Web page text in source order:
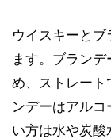
ウイスキーと
ます。ブラン
め、ストレート
ンデーはアル
い方は水や炭酸